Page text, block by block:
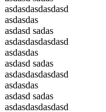
asdasdasdasdasd
asdasdas
asdasd sadas
asdasdasdasdasd
asdasdas
asdasd sadas
asdasdasdasdasd
asdasdas
asdasd sadas
asdasdasdasdasd